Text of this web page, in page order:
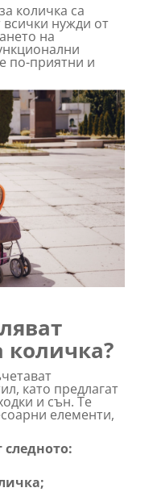
количка са
нужди от
на
по-приятни и
количка?
като предлагат
и сън. Те
елементи,